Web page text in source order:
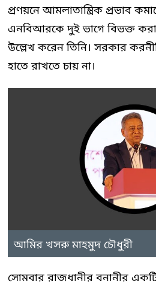
প্রণয়নে আমলাতান্ত্রিক প্রভাব
এনবিআরকে দুই ভাগে বিভক্ত
উল্লেখ করেন তিনি। সরকার
হাতে রাখতে চায় না।
আমির খসরু মাহমুদ চৌধুরী
সোমবার রাজধানীর বনানীর